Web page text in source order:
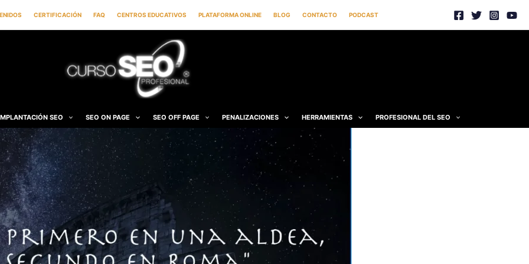
CERTIFICACIÓN FAQ CENTROS EDUCATIVOS PLATAFORMA ONLINE BLOG CONTACTO PODCAST
SEO SEO ON PAGE SEO OFF PAGE PENALIZACIONES HERRAMIENTAS PROFESIONAL DEL SEO